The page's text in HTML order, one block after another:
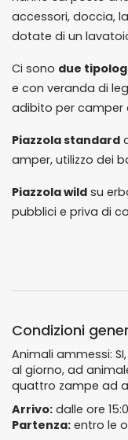
accessori, doccia,
dotate di un
Ci sono due
e con veranda di
adibito per camper
Piazzola standard
amper, utilizzo dei
Piazzola wild su
pubblici e priva di
Condizioni
Animali ammessi:
al giorno, ad
quattro zampe ad
Arrivo: dalle ore
Partenza: entro le